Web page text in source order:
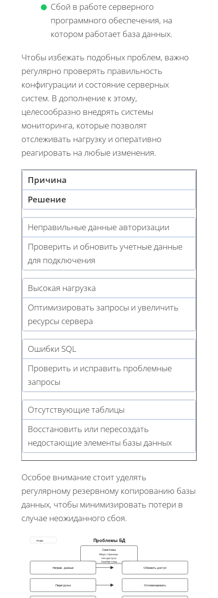
Сбой в работе серверного
программного обеспечения, на
котором работает база данных.
Чтобы избежать подобных проблем, важно
регулярно проверять правильность
конфигурации и состояние серверных
систем. В дополнение к этому,
целесообразно внедрять системы
мониторинга, которые позволят
отслеживать нагрузку и оперативно
реагировать на любые изменения.
Причина
Решение
Неправильные данные авторизации
Проверить и обновить учетные данные
для подключения
Высокая нагрузка
Оптимизировать запросы и увеличить
ресурсы сервера
Ошибки SQL
Проверить и исправить проблемные
запросы
Отсутствующие таблицы
Восстановить или пересоздать
недостающие элементы базы данных
Особое внимание стоит уделять
регулярному резервному копированию базы
данных, чтобы минимизировать потери в
случае неожиданного сбоя.
Проблемы БД
Симптомы
Медл. страницы
Нет доступа
Ошибки соед.
Неправ. данные
Перегрузка
Обновить доступ
Оптимизировать
Инфо